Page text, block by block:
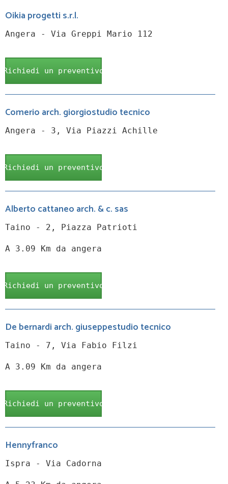
Oikia progetti s.r.l.
Angera - Via Greppi Mario 112
Richiedi un preventivo
Comerio arch. giorgiostudio tecnico
Angera - 3, Via Piazzi Achille
Richiedi un preventivo
Alberto cattaneo arch. & c. sas
Taino - 2, Piazza Patrioti
A 3.09 Km da angera
Richiedi un preventivo
De bernardi arch. giuseppestudio tecnico
Taino - 7, Via Fabio Filzi
A 3.09 Km da angera
Richiedi un preventivo
Hennyfranco
Ispra - Via Cadorna